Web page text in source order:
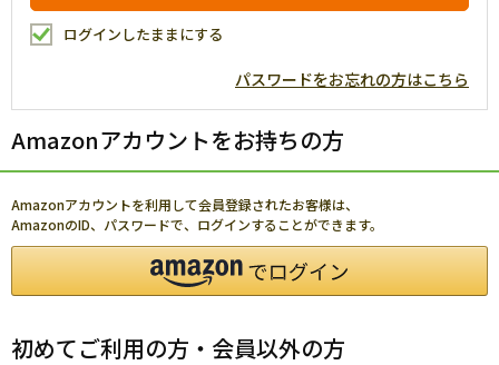
ログインしたままにする
パスワードをお忘れの方はこちら
Amazonアカウントをお持ちの方
Amazonアカウントを利用して会員登録されたお客様は、
AmazonのID、パスワードで、ログインすることができます。
初めてご利用の方・会員以外の方